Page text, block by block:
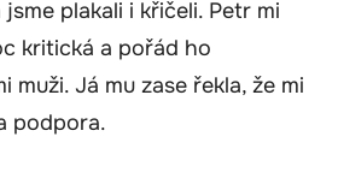
plakali i křičeli. Petr mi
kritická a pořád ho
muži. Já mu zase řekla, že mi
podpora.